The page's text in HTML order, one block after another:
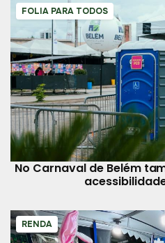
FOLIA PARA TODOS
No Carnaval de Belém
RENDA